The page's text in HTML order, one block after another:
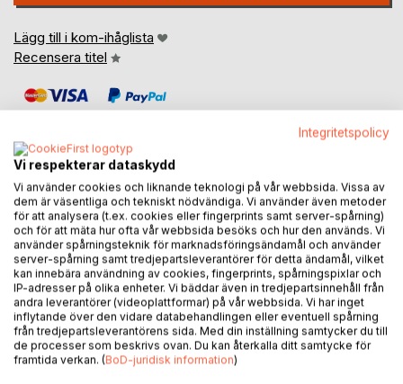
Lägg till i kom-ihåglista
Recensera titel
BESKRIVNING
En brevsamling fylld av varm kärlek och längtan från finska
vinterkrigets kalla och mörka tid. Breven skrevs av Hans
Erik Sarén, reservist från Gamlakarleby, under de 109 dagar
han var inkallad till Finlands försvar. De 46 breven hem
genomsyras av hans kärlek och omsorg om sina två små
barn och sin älskade hustru, sjuksköterskan Mathilda, hon
som kom att förvara breven i en låda så länge hon levde.
Integritetspolicy
Vi respekterar dataskydd
Vi använder cookies och liknande teknologi på vår webbsida. Vissa av
dem är väsentliga och tekniskt nödvändiga. Vi använder även metoder
för att analysera (t.ex. cookies eller fingerprints samt server-spårning)
och för att mäta hur ofta vår webbsida besöks och hur den används. Vi
använder spårningsteknik för marknadsföringsändamål och använder
server-spårning samt tredjepartsleverantörer för detta ändamål, vilket
kan innebära användning av cookies, fingerprints, spårningspixlar och
IP-adresser på olika enheter. Vi bäddar även in tredjepartsinnehåll från
andra leverantörer (videoplattformar) på vår webbsida. Vi har inget
inflytande över den vidare databehandlingen eller eventuell spårning
från tredjepartsleverantörens sida. Med din inställning samtycker du till
de processer som beskrivs ovan. Du kan återkalla ditt samtycke för
framtida verkan. (BoD-juridisk information)